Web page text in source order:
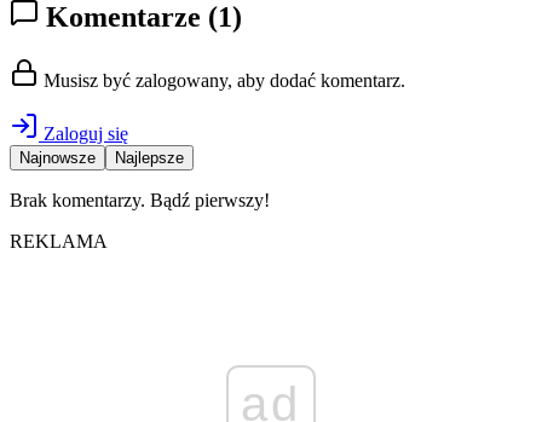
Komentarze (1)
Musisz być zalogowany, aby dodać komentarz.
Zaloguj się
Najnowsze Najlepsze
Brak komentarzy. Bądź pierwszy!
REKLAMA
ad